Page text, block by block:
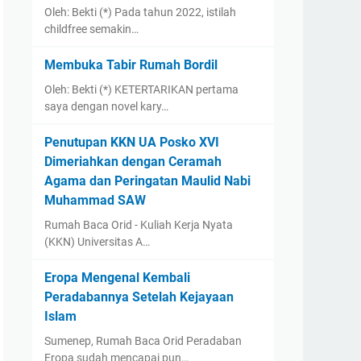
Oleh: Bekti (*) Pada tahun 2022, istilah
childfree semakin…
Membuka Tabir Rumah Bordil
Oleh: Bekti (*) KETERTARIKAN pertama
saya dengan novel kary…
Penutupan KKN UA Posko XVI
Dimeriahkan dengan Ceramah
Agama dan Peringatan Maulid Nabi
Muhammad SAW
Rumah Baca Orid - Kuliah Kerja Nyata
(KKN) Universitas A…
Eropa Mengenal Kembali
Peradabannya Setelah Kejayaan
Islam
Sumenep, Rumah Baca Orid Peradaban
Eropa sudah mencapai pun…